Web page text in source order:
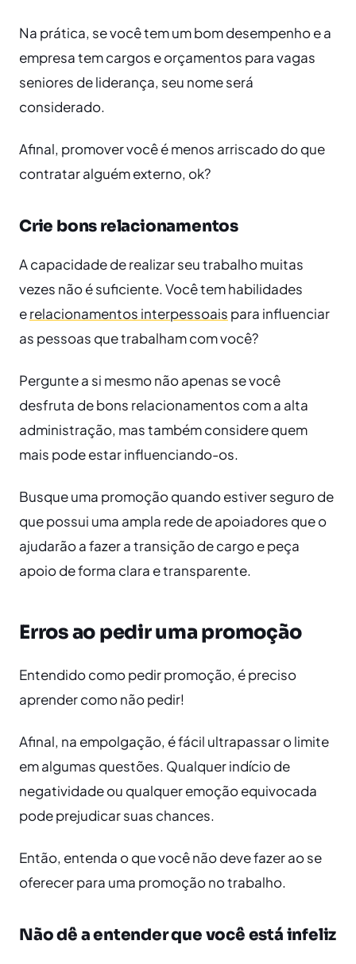
Na prática, se você tem um bom desempenho e a
empresa tem cargos e orçamentos para vagas
seniores de liderança, seu nome será
considerado.
Afinal, promover você é menos arriscado do que
contratar alguém externo, ok?
Crie bons relacionamentos
A capacidade de realizar seu trabalho muitas
vezes não é suficiente. Você tem habilidades
erelacionamentos interpessoais para influenciar
as pessoas que trabalham com você?
Pergunte a si mesmo não apenas se você
desfruta de bons relacionamentos com a alta
administração, mas também considere quem
mais pode estar influenciando-os.
Busque uma promoção quando estiver seguro de
que possui uma ampla rede de apoiadores que o
ajudarão a fazer a transição de cargo e peça
apoio de forma clara e transparente.
Erros ao pedir uma promoção
Entendido como pedir promoção, é preciso
aprender como não pedir!
Afinal, na empolgação, é fácil ultrapassar o limite
em algumas questões. Qualquer indício de
negatividade ou qualquer emoção equivocada
pode prejudicar suas chances.
Então, entenda o que você não deve fazer ao se
oferecer para uma promoção no trabalho.
Não dê a entender que você está infeliz